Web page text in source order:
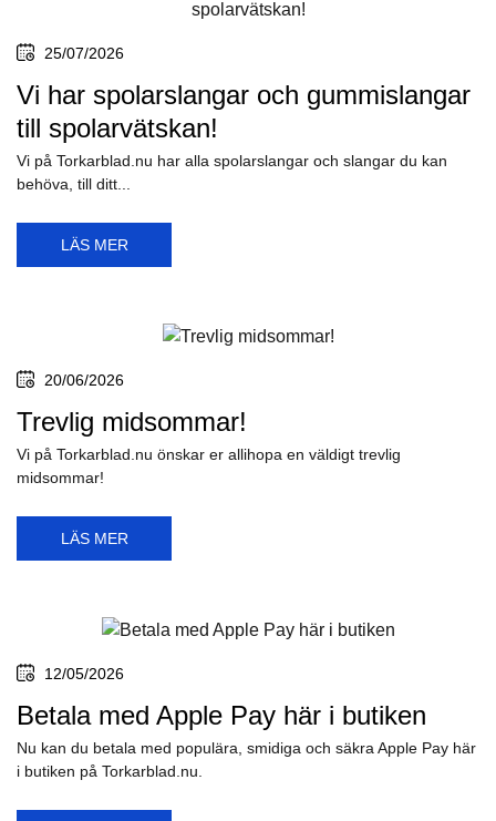
25/07/2026
Vi har spolarslangar och gummislangar
till spolarvätskan!
Vi på Torkarblad.nu har alla spolarslangar och slangar du kan
behöva, till ditt...
LÄS MER
20/06/2026
Trevlig midsommar!
Vi på Torkarblad.nu önskar er allihopa en väldigt trevlig
midsommar!
LÄS MER
12/05/2026
Betala med Apple Pay här i butiken
Nu kan du betala med populära, smidiga och säkra Apple Pay här
i butiken på Torkarblad.nu.